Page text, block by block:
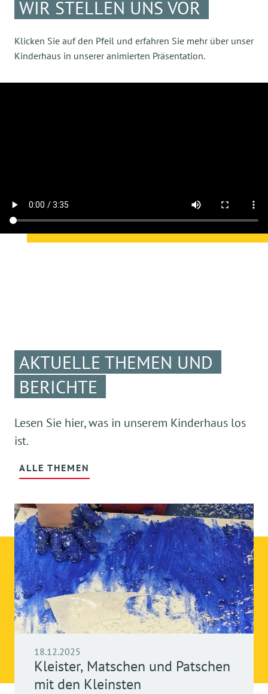
WIR STELLEN UNS VOR
Klicken Sie auf den Pfeil und erfahren Sie mehr über unser
Kinderhaus in unserer animierten Präsentation.
AKTUELLE THEMEN UND
BERICHTE
Lesen Sie hier, was in unserem Kinderhaus los
ist.
ALLE THEMEN
18.12.2025
Kleister, Matschen und Patschen
mit den Kleinsten